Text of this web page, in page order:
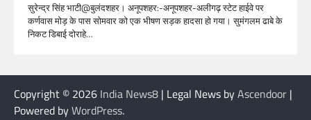
सुरेन्द्र सिंह भाटी@बुलंदशहर। अनूपशहर:-अनूपशहर-अलीगढ़ स्टेट हाईवे पर
कर्णवास मोड़ के पास सोमवार को एक भीषण सड़क हादसा हो गया। सुमंगलम ढाबे के
निकट डिबाई दोराहे…
Copyright © 2026 India News8 | Legal News byAscendoor |
Powered byWordPress.